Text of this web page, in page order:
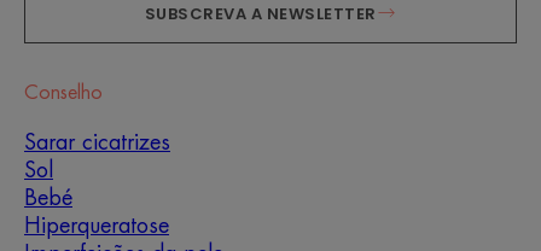
SUBSCREVA A NEWSLETTER
Conselho
Sarar cicatrizes
Sol
Bebé
Hiperqueratose